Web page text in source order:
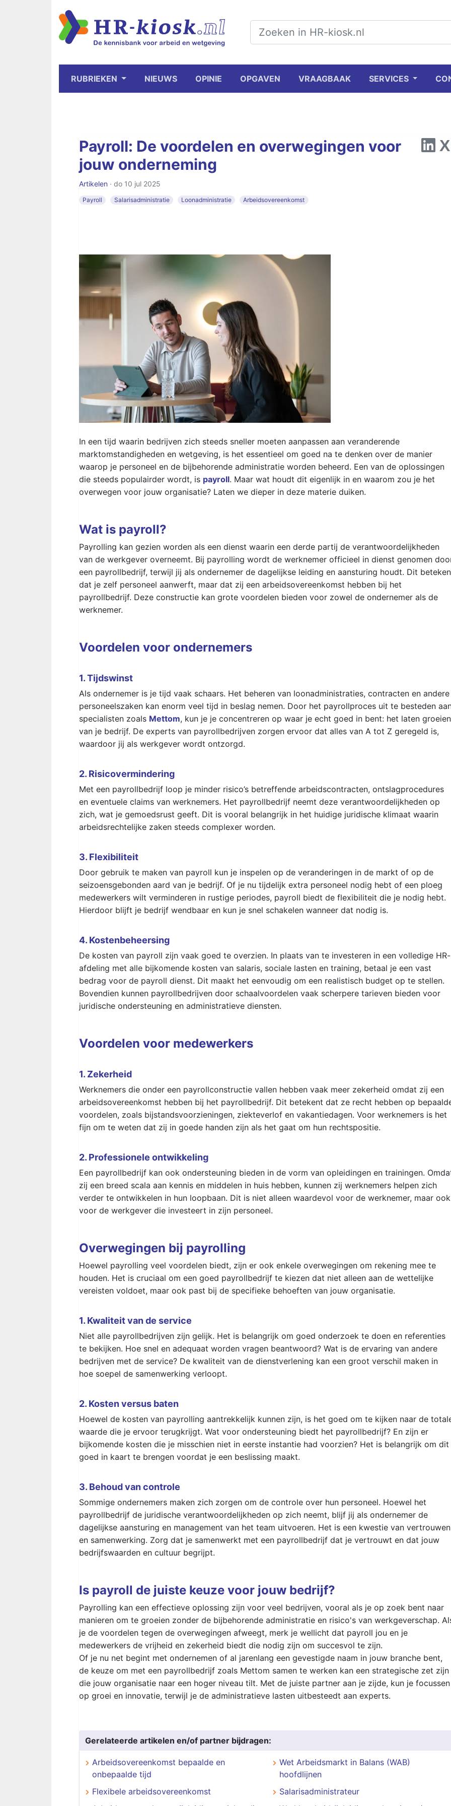
RUBRIEKEN NIEUWS OPINIE OPGAVEN VRAAGBAAK SERVICES
Payroll: De voordelen en overwegingen voor
jouw onderneming
Artikelen · do 10 jul 2025
Payroll Salarisadministratie Loonadministratie Arbeidsovereenkomst
In een tijd waarin bedrijven zich steeds sneller moeten aanpassen aan veranderende
marktomstandigheden en wetgeving, is het essentieel om goed na te denken over de manier
waarop je personeel en de bijbehorende administratie worden beheerd. Een van de oplossingen
die steeds populairder wordt, is payroll. Maar wat houdt dit eigenlijk in en waarom zou je het
overwegen voor jouw organisatie? Laten we dieper in deze materie duiken.
Wat is payroll?
Payrolling kan gezien worden als een dienst waarin een derde partij de verantwoordelijkheden
van de werkgever overneemt. Bij payrolling wordt de werknemer officieel in dienst genomen
een payrollbedrijf, terwijl jij als ondernemer de dagelijkse leiding en aansturing houdt. Dit
dat je zelf personeel aanwerft, maar dat zij een arbeidsovereenkomst hebben bij het
payrollbedrijf. Deze constructie kan grote voordelen bieden voor zowel de ondernemer als de
werknemer.
Voordelen voor ondernemers
1. Tijdswinst
Als ondernemer is je tijd vaak schaars. Het beheren van loonadministraties, contracten en andere
personeelszaken kan enorm veel tijd in beslag nemen. Door het payrollproces uit te besteden
specialisten zoals Mettom, kun je je concentreren op waar je echt goed in bent: het laten groeien
van je bedrijf. De experts van payrollbedrijven zorgen ervoor dat alles van A tot Z geregeld is,
waardoor jij als werkgever wordt ontzorgd.
2. Risicovermindering
Met een payrollbedrijf loop je minder risico’s betreffende arbeidscontracten, ontslagprocedures
en eventuele claims van werknemers. Het payrollbedrijf neemt deze verantwoordelijkheden op
zich, wat je gemoedsrust geeft. Dit is vooral belangrijk in het huidige juridische klimaat waarin
arbeidsrechtelijke zaken steeds complexer worden.
3. Flexibiliteit
Door gebruik te maken van payroll kun je inspelen op de veranderingen in de markt of op de
seizoensgebonden aard van je bedrijf. Of je nu tijdelijk extra personeel nodig hebt of een ploeg
medewerkers wilt verminderen in rustige periodes, payroll biedt de flexibiliteit die je nodig hebt.
Hierdoor blijft je bedrijf wendbaar en kun je snel schakelen wanneer dat nodig is.
4. Kostenbeheersing
De kosten van payroll zijn vaak goed te overzien. In plaats van te investeren in een volledige HR-
afdeling met alle bijkomende kosten van salaris, sociale lasten en training, betaal je een vast
bedrag voor de payroll dienst. Dit maakt het eenvoudig om een realistisch budget op te stellen.
Bovendien kunnen payrollbedrijven door schaalvoordelen vaak scherpere tarieven bieden voor
juridische ondersteuning en administratieve diensten.
Voordelen voor medewerkers
1. Zekerheid
Werknemers die onder een payrollconstructie vallen hebben vaak meer zekerheid omdat zij een
arbeidsovereenkomst hebben bij het payrollbedrijf. Dit betekent dat ze recht hebben op
voordelen, zoals bijstandsvoorzieningen, ziekteverlof en vakantiedagen. Voor werknemers is het
fijn om te weten dat zij in goede handen zijn als het gaat om hun rechtspositie.
2. Professionele ontwikkeling
Een payrollbedrijf kan ook ondersteuning bieden in de vorm van opleidingen en trainingen.
zij een breed scala aan kennis en middelen in huis hebben, kunnen zij werknemers helpen zich
verder te ontwikkelen in hun loopbaan. Dit is niet alleen waardevol voor de werknemer, maar ook
voor de werkgever die investeert in zijn personeel.
Overwegingen bij payrolling
Hoewel payrolling veel voordelen biedt, zijn er ook enkele overwegingen om rekening mee te
houden. Het is cruciaal om een goed payrollbedrijf te kiezen dat niet alleen aan de wettelijke
vereisten voldoet, maar ook past bij de specifieke behoeften van jouw organisatie.
1. Kwaliteit van de service
Niet alle payrollbedrijven zijn gelijk. Het is belangrijk om goed onderzoek te doen en referenties
te bekijken. Hoe snel en adequaat worden vragen beantwoord? Wat is de ervaring van andere
bedrijven met de service? De kwaliteit van de dienstverlening kan een groot verschil maken in
hoe soepel de samenwerking verloopt.
2. Kosten versus baten
Hoewel de kosten van payrolling aantrekkelijk kunnen zijn, is het goed om te kijken naar de
waarde die je ervoor terugkrijgt. Wat voor ondersteuning biedt het payrollbedrijf? En zijn er
bijkomende kosten die je misschien niet in eerste instantie had voorzien? Het is belangrijk om dit
goed in kaart te brengen voordat je een beslissing maakt.
3. Behoud van controle
Sommige ondernemers maken zich zorgen om de controle over hun personeel. Hoewel het
payrollbedrijf de juridische verantwoordelijkheden op zich neemt, blijf jij als ondernemer de
dagelijkse aansturing en management van het team uitvoeren. Het is een kwestie van vertrouwen
en samenwerking. Zorg dat je samenwerkt met een payrollbedrijf dat je vertrouwt en dat jouw
bedrijfswaarden en cultuur begrijpt.
Is payroll de juiste keuze voor jouw bedrijf?
Payrolling kan een effectieve oplossing zijn voor veel bedrijven, vooral als je op zoek bent naar
manieren om te groeien zonder de bijbehorende administratie en risico's van werkgeverschap.
je de voordelen tegen de overwegingen afweegt, merk je wellicht dat payroll jou en je
medewerkers de vrijheid en zekerheid biedt die nodig zijn om succesvol te zijn.
Of je nu net begint met ondernemen of al jarenlang een gevestigde naam in jouw branche bent,
de keuze om met een payrollbedrijf zoals Mettom samen te werken kan een strategische zet zijn
die jouw organisatie naar een hoger niveau tilt. Met de juiste partner aan je zijde, kun je focussen
op groei en innovatie, terwijl je de administratieve lasten uitbesteedt aan experts.
Gerelateerde artikelen en/of partner bijdragen:
Arbeidsovereenkomst bepaalde en
onbepaalde tijd
Wet Arbeidsmarkt in Balans (WAB)
hoofdlijnen
Flexibele arbeidsovereenkomst
Salarisadministrateur